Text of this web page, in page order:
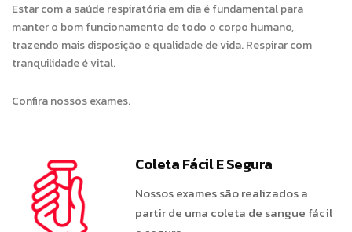
Estar com a saúde respiratória em dia é fundamental para
manter o bom funcionamento de todo o corpo humano,
trazendo mais disposição e qualidade de vida. Respirar com
tranquilidade é vital.
Confira nossos exames.
Coleta Fácil E Segura
Nossos exames são realizados a
partir de uma coleta de sangue fácil